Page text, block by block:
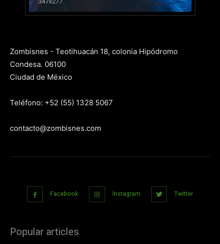
Zombisnes - Teotihuacán 18, colonia Hipódromo
Condesa. 06100
Ciudad de México
Teléfono: +52 (55) 1328 5067
contacto@zombisnes.com
Facebook Instagram Twitter
Popular articles